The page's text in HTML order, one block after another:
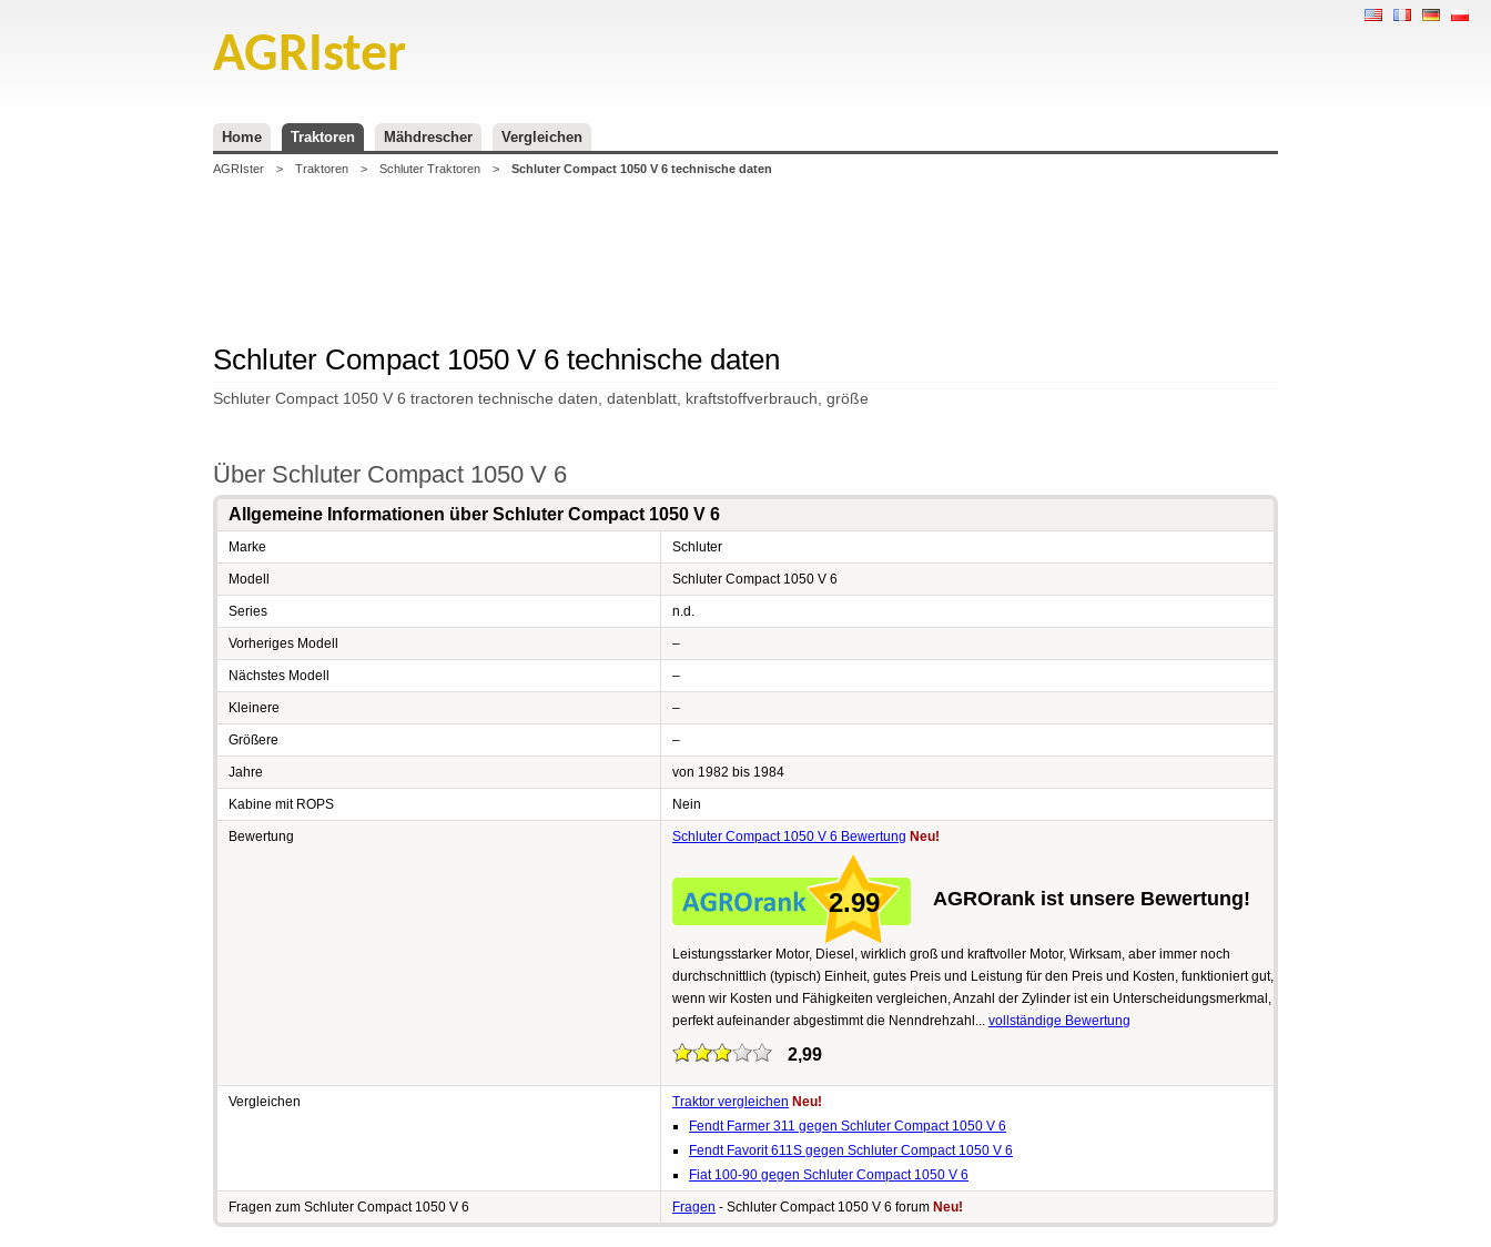
AGRIster
Home Traktoren Mähdrescher Vergleichen
AGRIster > Traktoren > Schluter Traktoren > Schluter Compact 1050 V 6 technische daten
Schluter Compact 1050 V 6 technische daten
Schluter Compact 1050 V 6 tractoren technische daten, datenblatt, kraftstoffverbrauch, größe
Über Schluter Compact 1050 V 6
Allgemeine Informationen über Schluter Compact 1050 V 6
Marke Schluter
Modell Schluter Compact 1050 V 6
Series n.d.
Vorheriges Modell –
Nächstes Modell –
Kleinere –
Größere –
Jahre von 1982 bis 1984
Kabine mit ROPS Nein
Bewertung Schluter Compact 1050 V 6 Bewertung Neu!
2.99 AGROrank ist unsere Bewertung!
Leistungsstarker Motor, Diesel, wirklich groß und kraftvoller Motor, Wirksam, aber immer noch
durchschnittlich (typisch) Einheit, gutes Preis und Leistung für den Preis und Kosten, funktioniert gut,
wenn wir Kosten und Fähigkeiten vergleichen, Anzahl der Zylinder ist ein Unterscheidungsmerkmal,
perfekt aufeinander abgestimmt die Nenndrehzahl... vollständige Bewertung
2,99
Vergleichen Traktor vergleichen Neu!
Fendt Farmer 311 gegen Schluter Compact 1050 V 6
Fendt Favorit 611S gegen Schluter Compact 1050 V 6
Fiat 100-90 gegen Schluter Compact 1050 V 6
Fragen zum Schluter Compact 1050 V 6 Fragen - Schluter Compact 1050 V 6 forum Neu!